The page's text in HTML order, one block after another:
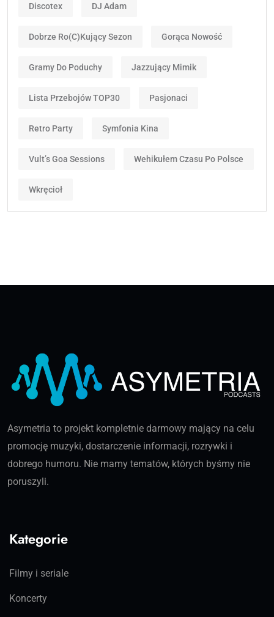
Discotex DJ Adam
Dobrze Ro(c)kujący Sezon Gorąca Nowość
Gramy Do Poduchy Jazzujący Mimik
Lista Przebojów TOP30 Pasjonaci
Retro Party Symfonia Kina
Vult’s Goa Sessions Wehikułem Czasu Po Polsce
Wkręcioł
Asymetria to projekt kompletnie darmowy mający na celu
promocję muzyki, dostarczenie informacji, rozrywki i
dobrego humoru. Nie mamy tematów, których byśmy nie
poruszyli.
Kategorie
Filmy i seriale
Koncerty